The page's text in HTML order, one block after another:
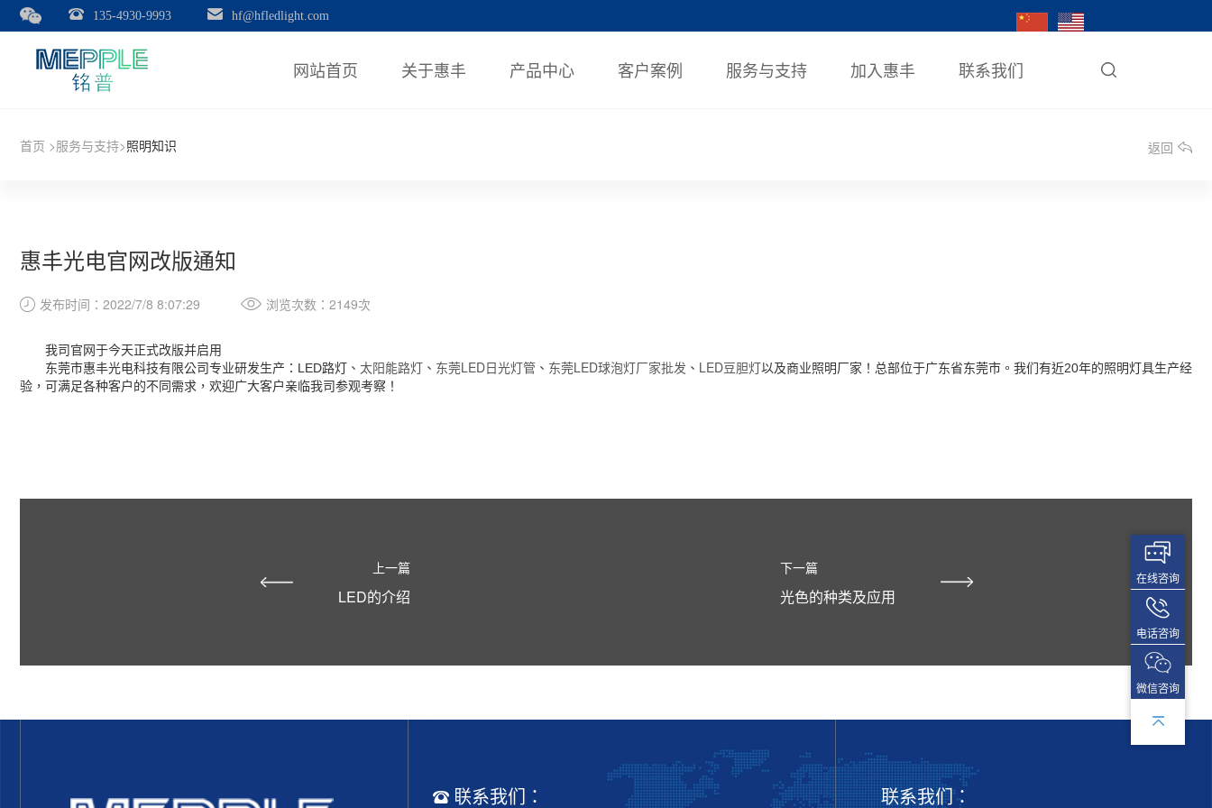
135-4930-9993 hf@hfledlight.com
网站首页 关于惠丰 产品中心 客户案例 服务与支持 加入惠丰 联系我们
首页 >服务与支持>照明知识 返回
惠丰光电官网改版通知
发布时间：2022/7/8 8:07:29 浏览次数： 2149次
我司官网于今天正式改版并启用
东莞市惠丰光电科技有限公司专业研发生产：LED路灯、 太阳能路灯 、 东莞LED日光灯管 、 东莞LED球泡灯厂家批发 、 LED豆胆灯以及商业照明厂家！总部位于广东省东莞市。我们有近20年的照明灯具生产经
验，可满足各种客户的不同需求，欢迎广大客户亲临我司参观考察！
上一篇
LED的介绍
下一篇
光色的种类及应用
联系我们： 联系我们：
在线咨询
电话咨询
微信咨询